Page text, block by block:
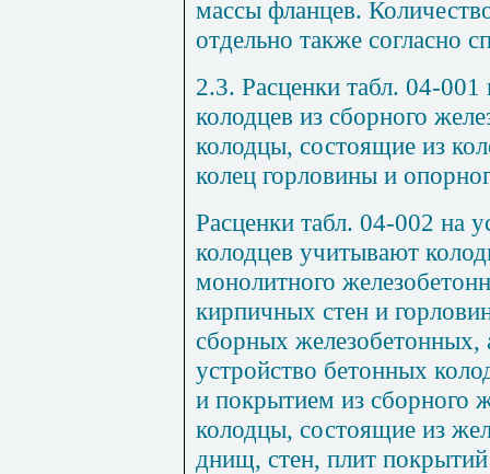
массы фланцев.
отдельно также согласно
2.3. Расценки табл. 04-001
колодцев из сборного
колодцы, состоящие из
колец горловины и
Расценки табл. 04-002 на
колодцев учитывают
монолитного
кирпичных стен и
сборных железобетонных,
устройство бетонных
и покрытием из сборного
колодцы, состоящие из
днищ, стен, плит